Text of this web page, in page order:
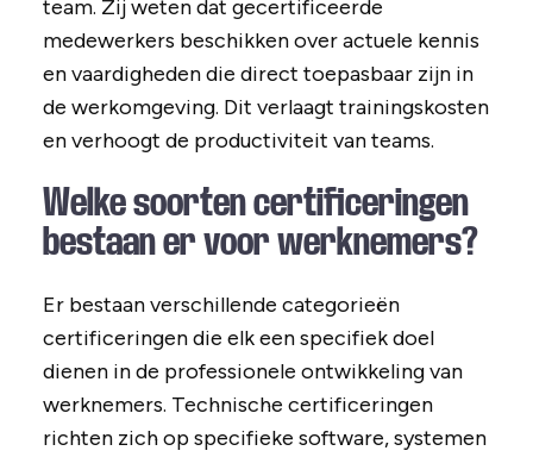
team. Zij weten dat gecertificeerde
medewerkers beschikken over actuele kennis
en vaardigheden die direct toepasbaar zijn in
de werkomgeving. Dit verlaagt trainingskosten
en verhoogt de productiviteit van teams.
Welke soorten certificeringen
bestaan er voor werknemers?
Er bestaan verschillende categorieën
certificeringen die elk een specifiek doel
dienen in de professionele ontwikkeling van
werknemers. Technische certificeringen
richten zich op specifieke software, systemen